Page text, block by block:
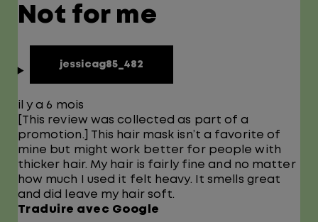
Not for me
jessicag85_482
il y a 6 mois
[This review was collected as part of a
promotion.] This hair mask isn’t a favorite of
mine but might work better for people with
thicker hair. My hair is fairly fine and no matter
how much I used it felt heavy. It smells great
and did leave my hair soft.
Traduire avec Google